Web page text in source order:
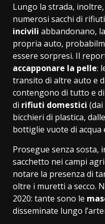
Lungo la strada,
numerosi sacchi di
incivili abbandonano,
propria auto,
essere sorpresi. Il
accapponare la pelle:
transito di altre auto e
contengono di tutto e
di rifiuti domestici
bicchieri di plastica,
bottiglie vuote di acqua
Prosegue senza sosta,
sacchetto nei campi
notare la presenza di
oltre i muretti a secco.
2020: tante sono le
disseminate lungo